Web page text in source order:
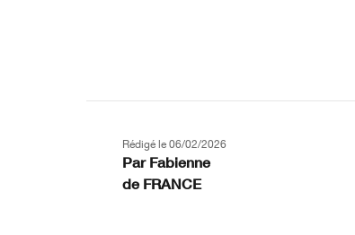
Rédigé le 06/02/2026
Par Fabienne
de FRANCE